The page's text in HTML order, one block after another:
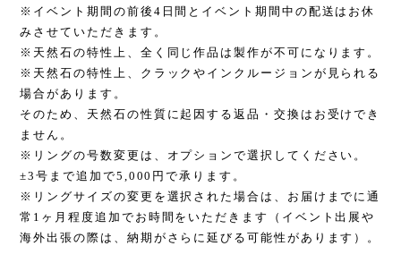
※イベント期間の前後4日間とイベント期間中の配送はお休
みさせていただきます。
※天然石の特性上、全く同じ作品は製作が不可になります。
※天然石の特性上、クラックやインクルージョンが見られる
場合があります。
そのため、天然石の性質に起因する返品・交換はお受けでき
ません。
※リングの号数変更は、オプションで選択してください。
±3号まで追加で5,000円で承ります。
※リングサイズの変更を選択された場合は、お届けまでに通
常1ヶ月程度追加でお時間をいただきます（イベント出展や
海外出張の際は、納期がさらに延びる可能性があります）。